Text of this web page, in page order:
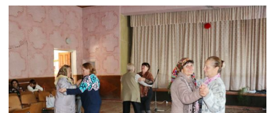
«Октябрь
месяц
начинает
Почета,
уважения